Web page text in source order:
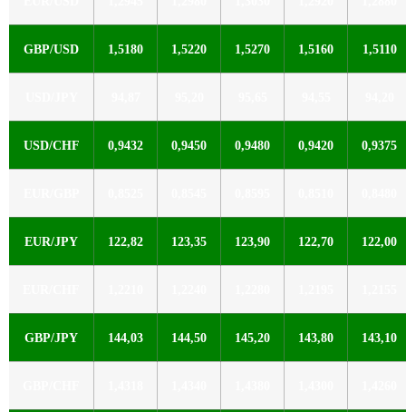
GBP/USD 1,5180 1,5220 1,5270 1,5160 1,5110
USD/CHF 0,9432 0,9450 0,9480 0,9420 0,9375
EUR/JPY 122,82 123,35 123,90 122,70 122,00
GBP/JPY 144,03 144,50 145,20 143,80 143,10